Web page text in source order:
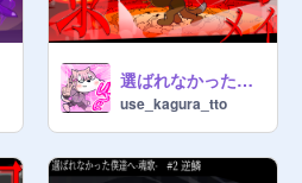
選ばれなかった僕達へ #4 黎明
use_kagura_tto